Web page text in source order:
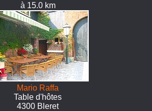
à 15.0 km
Mario Raffa
Table d'hôtes
4300 Bleret